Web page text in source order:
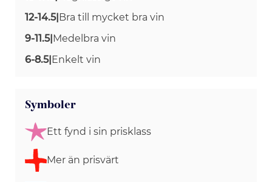
12-14.5|Bra till mycket bra vin
9-11.5|Medelbra vin
6-8.5|Enkelt vin
Symboler
Ett fynd i sin prisklass
Mer än prisvärt